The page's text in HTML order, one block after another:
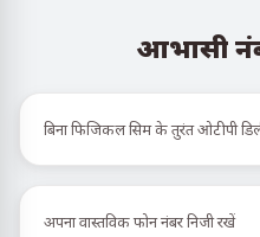
आभासी
बिना फिजिकल सिम के तुरंत ओटीपी
अपना वास्तविक फोन नंबर निजी रखें